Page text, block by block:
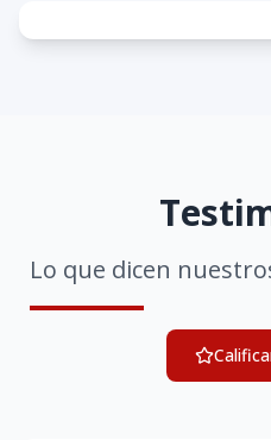
Lo que dicen